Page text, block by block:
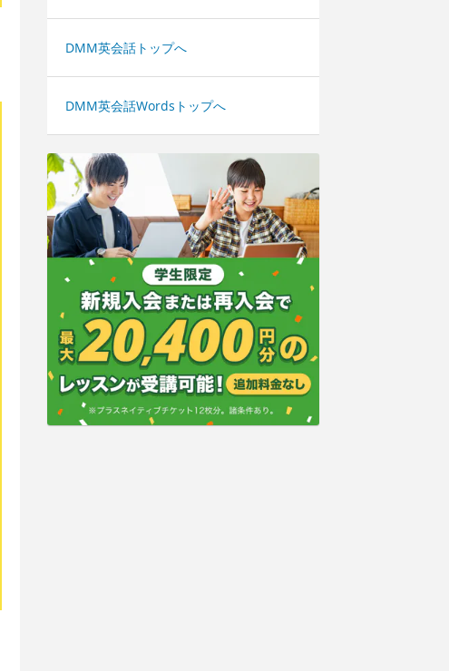
DMM英会話トップへ
DMM英会話Wordsトップへ